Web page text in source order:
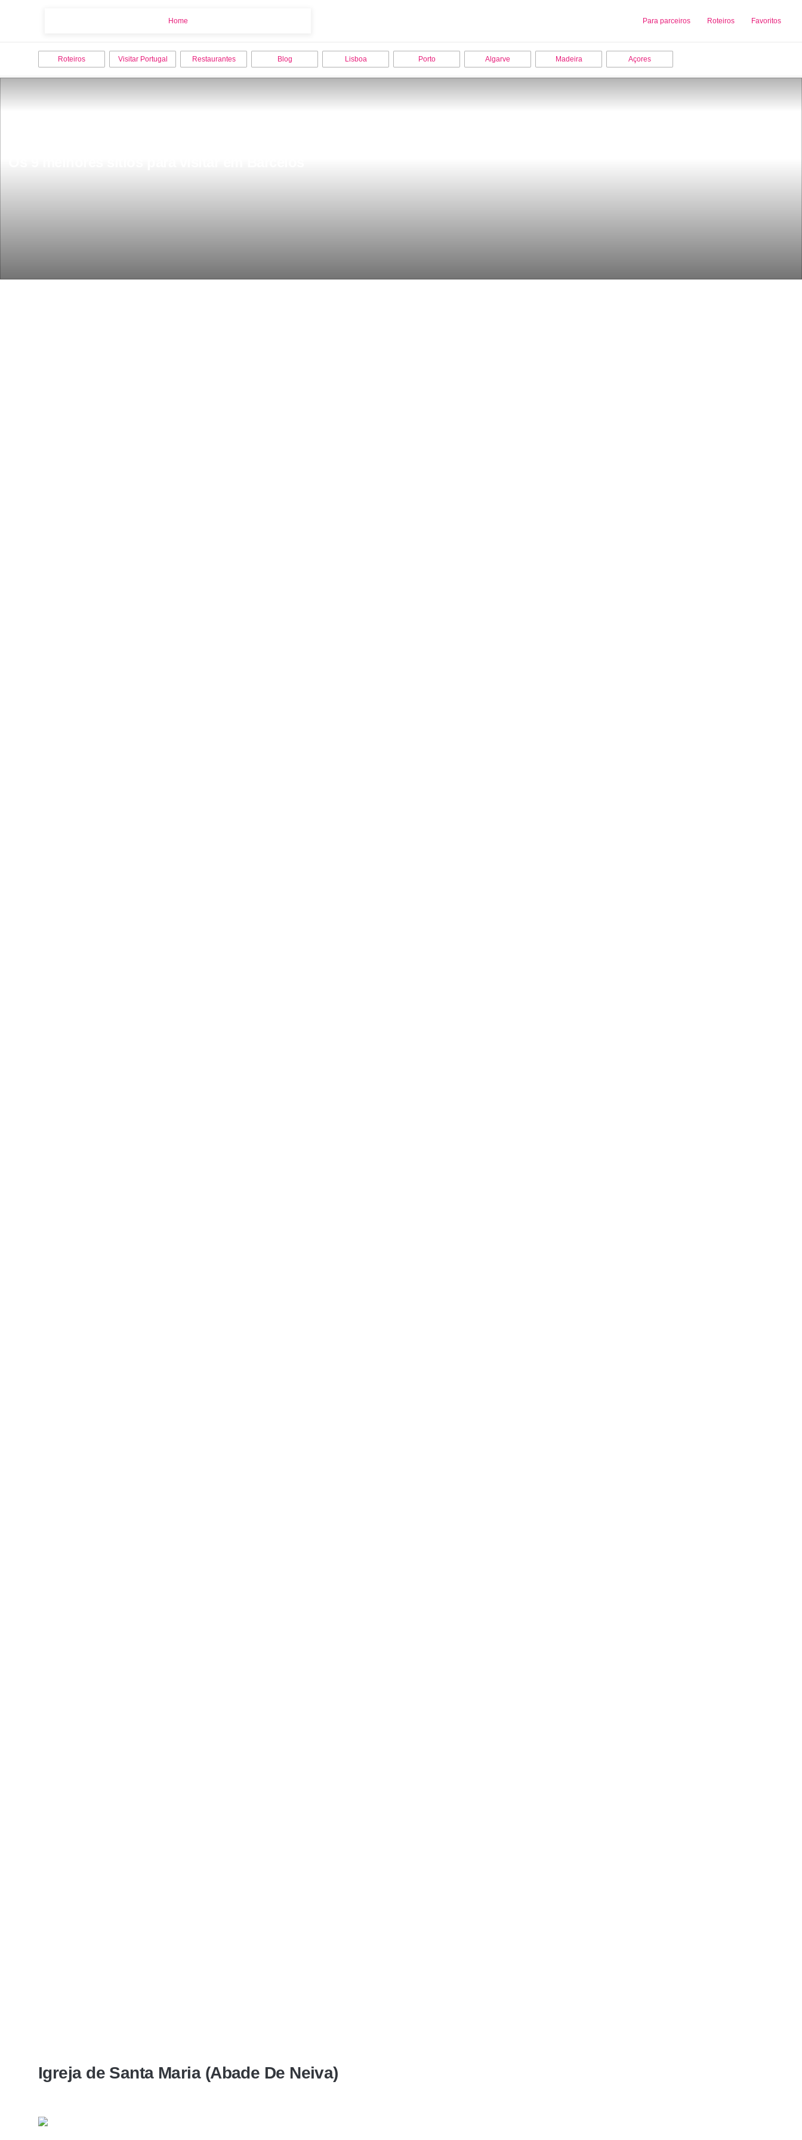
Home Para parceiros Roteiros Favoritos
Sobre nós Adicionar uma Empresa
Roteiros Visitar Portugal Restaurantes Blog Lisboa Porto Algarve Madeira Açores
Igreja de Santa Maria (Abade De Neiva)